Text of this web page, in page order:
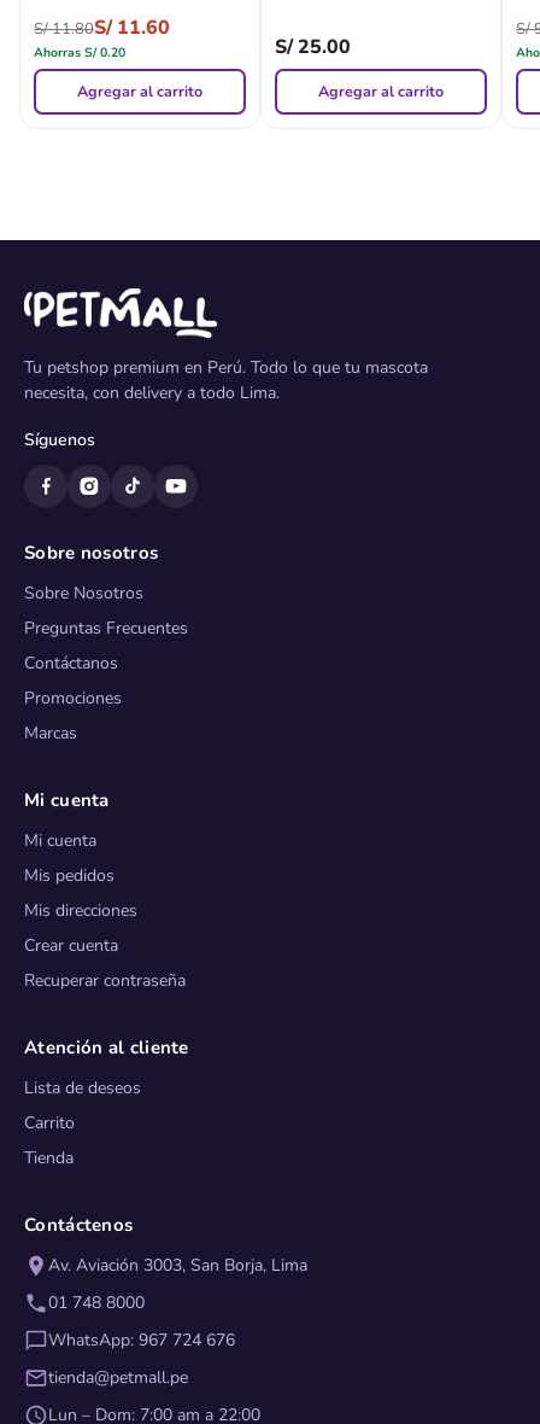
S/11.80S/11.60
Ahorras S/0.20
Agregar al carrito
S/25.00
Agregar al carrito
S/
Tu petshop premium en Perú. Todo lo que tu mascota
necesita, con delivery a todo Lima.
Síguenos
Sobre nosotros
Sobre Nosotros
Preguntas Frecuentes
Contáctanos
Promociones
Marcas
Mi cuenta
Mi cuenta
Mis pedidos
Mis direcciones
Crear cuenta
Recuperar contraseña
Atención al cliente
Lista de deseos
Carrito
Tienda
Contáctenos
Av. Aviación 3003, San Borja, Lima
01 748 8000
WhatsApp: 967 724 676
tienda@petmall.pe
Lun – Dom: 7:00 am a 22:00